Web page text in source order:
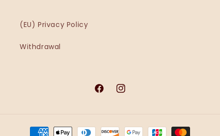
(EU) Privacy Policy
Withdrawal
FacebookInstagram
Fizetési